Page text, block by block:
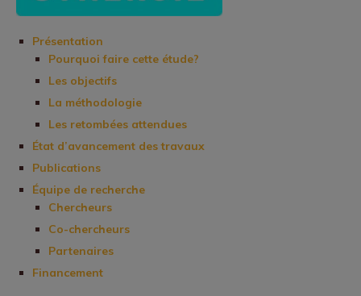
Présentation
Pourquoi faire cette étude?
Les objectifs
La méthodologie
Les retombées attendues
État d’avancement des travaux
Publications
Équipe de recherche
Chercheurs
Co-chercheurs
Partenaires
Financement